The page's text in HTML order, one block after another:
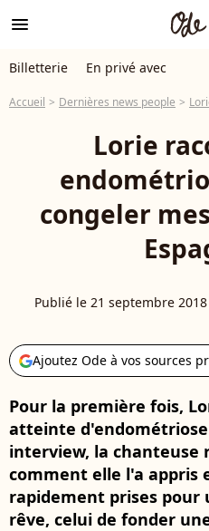
menu
Billetterie En privé avec
Accueil Dernières news people
Lorie
congeler
Publié le 21 septembre
Ajoutez Ode à vos sources
Pour la première fois,
atteinte
interview, la chanteuse
comment elle l'a appris
rapidement prises pour
rêve, celui de fonder